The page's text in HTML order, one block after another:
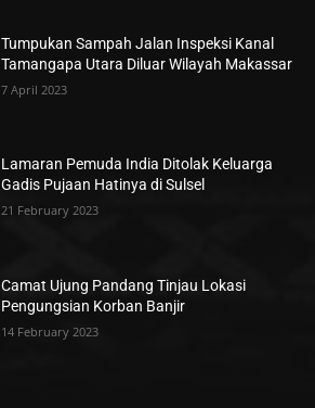
Tumpukan Sampah Jalan Inspeksi Kanal
Tamangapa Utara Diluar Wilayah Makassar
7 April 2023
Lamaran Pemuda India Ditolak Keluarga
Gadis Pujaan Hatinya di Sulsel
21 February 2023
Camat Ujung Pandang Tinjau Lokasi
Pengungsian Korban Banjir
14 February 2023